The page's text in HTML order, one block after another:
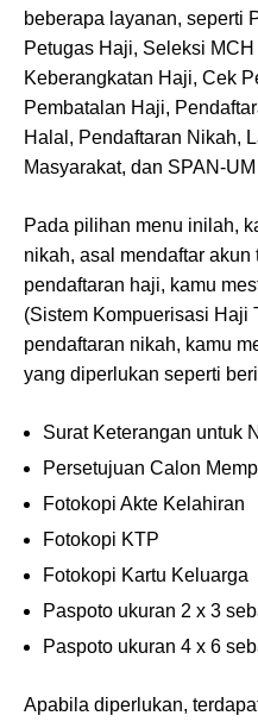
beberapa layanan, seperti
Petugas Haji, Seleksi
Keberangkatan Haji, Cek
Pembatalan Haji,
Halal, Pendaftaran Nikah,
Masyarakat, dan SPAN-
Pada pilihan menu inilah,
nikah, asal mendaftar
pendaftaran haji, kamu
(Sistem Kompuerisasi Haji
pendaftaran nikah, kamu
yang diperlukan seperti
Surat Keterangan untuk
Persetujuan Calon
Fotokopi Akte Kelahiran
Fotokopi KTP
Fotokopi Kartu Keluarga
Paspoto ukuran 2 x 3
Paspoto ukuran 4 x 6
Apabila diperlukan,